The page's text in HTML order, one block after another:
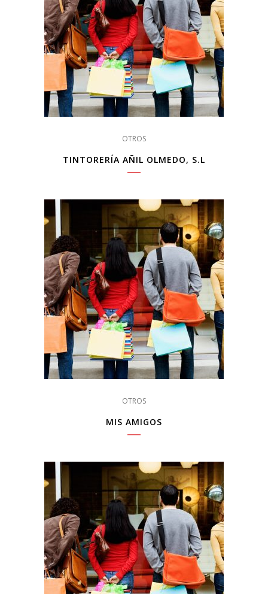
OTROS
TINTORERÍA AÑIL OLMEDO, S.L
OTROS
MIS AMIGOS